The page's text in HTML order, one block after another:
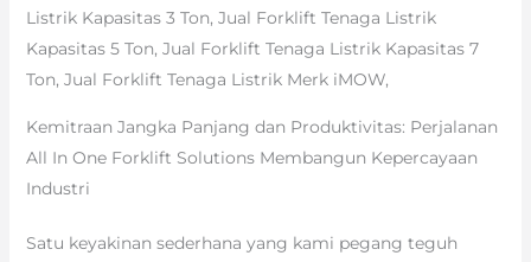
Listrik Kapasitas 3 Ton, Jual Forklift Tenaga Listrik
Kapasitas 5 Ton, Jual Forklift Tenaga Listrik Kapasitas 7
Ton, Jual Forklift Tenaga Listrik Merk iMOW,
Kemitraan Jangka Panjang dan Produktivitas: Perjalanan
All In One Forklift Solutions Membangun Kepercayaan
Industri
Satu keyakinan sederhana yang kami pegang teguh